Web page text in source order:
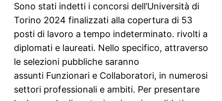
Sono stati indetti i concorsi dell’Università di
Torino 2024 finalizzati alla copertura di 53
posti di lavoro a tempo indeterminato. rivolti a
diplomati e laureati. Nello specifico, attraverso
le selezioni pubbliche saranno
assunti Funzionari e Collaboratori, in numerosi
settori professionali e ambiti. Per presentare